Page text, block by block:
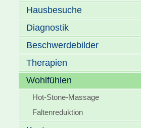
Hausbesuche
Diagnostik
Beschwerdebilder
Therapien
Wohlfühlen
Hot-Stone-Massage
Faltenreduktion